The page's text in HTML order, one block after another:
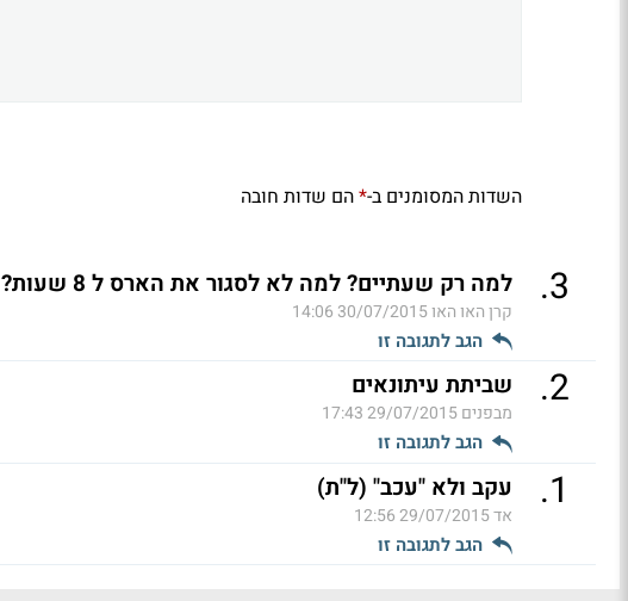
השדות המסומנים ב-*הם שדות חובה
3
. למה רק שעתיים? למה לא לסגור את הארס ל 8 שעות? (ל"ת)
קרן האו האו30/07/2015 14:06
הגב לתגובה זו
2
. שביתת עיתונאים
מבפנים29/07/2015 17:43
הגב לתגובה זו
1
. עקב ולא "עכב" (ל"ת)
אד29/07/2015 12:56
הגב לתגובה זו